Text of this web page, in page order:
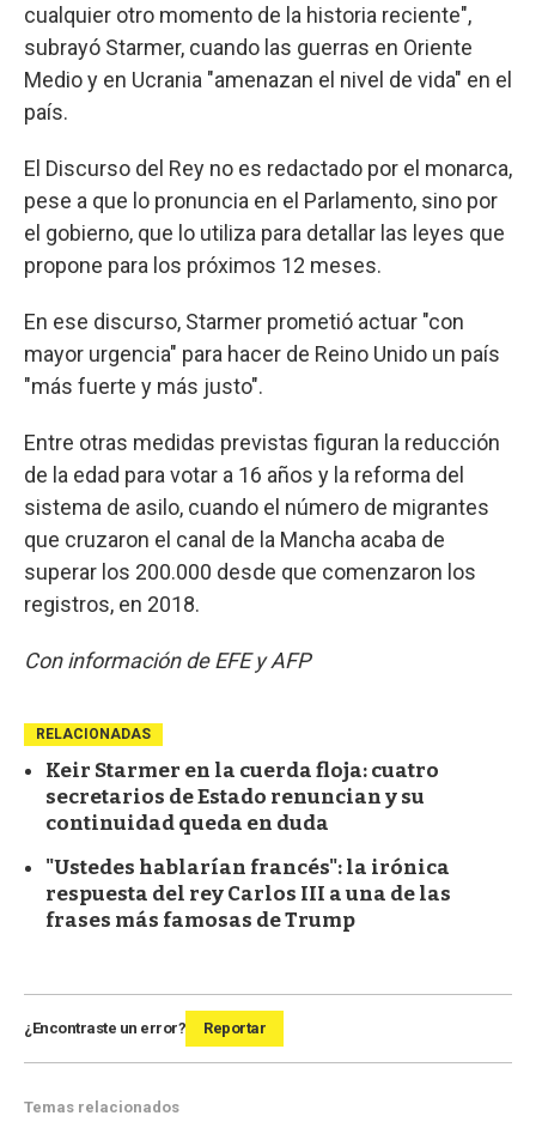
cualquier otro momento de la historia reciente",
subrayó Starmer, cuando las guerras en Oriente
Medio y en Ucrania "amenazan el nivel de vida" en el
país.
El Discurso del Rey no es redactado por el monarca,
pese a que lo pronuncia en el Parlamento, sino por
el gobierno, que lo utiliza para detallar las leyes que
propone para los próximos 12 meses.
En ese discurso, Starmer prometió actuar "con
mayor urgencia" para hacer de Reino Unido un país
"más fuerte y más justo".
Entre otras medidas previstas figuran la reducción
de la edad para votar a 16 años y la reforma del
sistema de asilo, cuando el número de migrantes
que cruzaron el canal de la Mancha acaba de
superar los 200.000 desde que comenzaron los
registros, en 2018.
Con información de EFE y AFP
RELACIONADAS
Keir Starmer en la cuerda floja: cuatro
secretarios de Estado renuncian y su
continuidad queda en duda
"Ustedes hablarían francés": la irónica
respuesta del rey Carlos III a una de las
frases más famosas de Trump
¿Encontraste un error? Reportar
Temas relacionados